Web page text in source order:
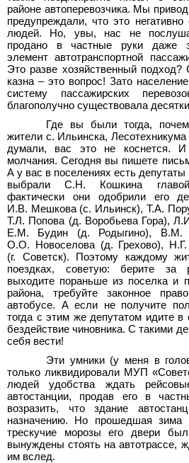
районе автоперевозчика. Мы
предупреждали, что это негативно
людей. Но, увы, нас не
продано в частные руки даже
элемент автотранспортной
Это разве хозяйственный подход?
казна – это вопрос! Зато
систему пассажирских
благополучно существовала
Где вы были тогда,
жители с. Ильинска,
думали, вас это не коснется. И
молчания. Сегодня вы пишете
А у вас в поселениях есть
выбрали С.Н. Кошкина главой
фактически они одобрили его
И.В. Мешкова (с. Ильинск), Т.А.
Т.Л. Попова (д. Воробьева Гора),
Е.М. Будин (д. Родыгино), В.М.
О.О. Новоселова (д. Грехово),
(г. Советск). Поэтому каждому
поездках, советую: берите за
выходите пораньше из поселка и
района, требуйте законное
автобусе. А если не получите
тогда с этим же депутатом идите
бездействие чиновника. С такими
себя вести!
Эти умники (у меня в
только ликвидировали МУП
людей удобства ждать
автостанции, продав его в
возразить, что здание
назначению. Но прошедшая зима
трескучие морозы его двери
вынуждены стоять на автотрассе,
им вслед.